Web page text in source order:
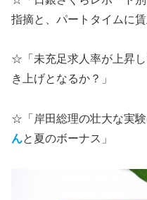
指摘と、パートタイムに賃
☆「未充足求人率が上昇し
き上げとなるか？」
☆「岸田総理の壮大な実験
んと夏のボーナス」